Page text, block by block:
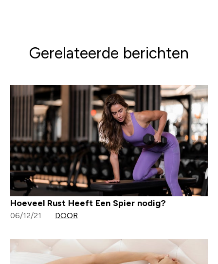
Gerelateerde berichten
Hoeveel Rust Heeft Een Spier nodig?
06/12/21 DOOR